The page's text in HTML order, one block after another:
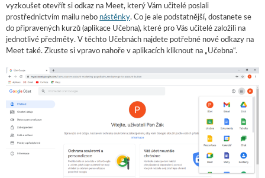
vyzkoušet otevřít si odkaz na Meet, který Vám učitelé poslali
prostřednictvím mailu nebo nástěnky. Co je ale podstatnější, dostanete se
do připravených kurzů (aplikace Učebna), které pro Vás učitelé založili na
jednotlivé předměty. V těchto Učebnách najdete potřebné nové odkazy na
Meet také. Zkuste si vpravo nahoře v aplikacích kliknout na „Učebna“.